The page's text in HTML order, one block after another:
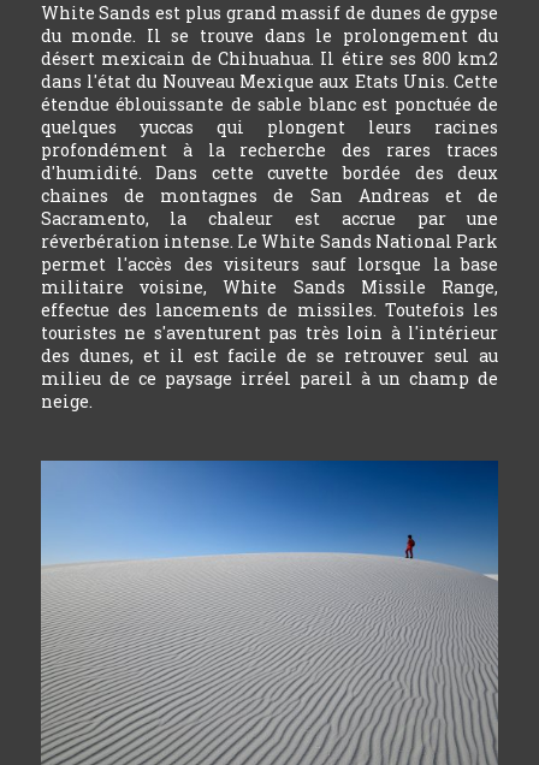
White Sands est plus grand massif de dunes de gypse
du monde. Il se trouve dans le prolongement du
désert mexicain de Chihuahua. Il étire ses 800 km2
dans l'état du Nouveau Mexique aux Etats Unis. Cette
étendue éblouissante de sable blanc est ponctuée de
quelques yuccas qui plongent leurs racines
profondément à la recherche des rares traces
d'humidité. Dans cette cuvette bordée des deux
chaines de montagnes de San Andreas et de
Sacramento, la chaleur est accrue par une
réverbération intense. Le White Sands National Park
permet l'accès des visiteurs sauf lorsque la base
militaire voisine, White Sands Missile Range,
effectue des lancements de missiles. Toutefois les
touristes ne s'aventurent pas très loin à l'intérieur
des dunes, et il est facile de se retrouver seul au
milieu de ce paysage irréel pareil à un champ de
neige.